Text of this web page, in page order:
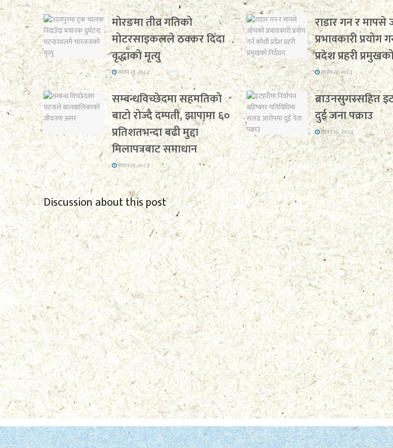
मोरङमा तीव्र गतिको
मोटरसाइकलले ठक्कर दिँदा
वृद्धाको मृत्यु
साउन २१, २०८३
राडार गन र
प्रभावकारी प्रयोग
प्रदेश प्रहरी
साउन २१, २०८३
सम्बन्धविच्छेदमा सहमतिको
बाटो रोज्दै दम्पती, झापामा ६०
प्रतिशतभन्दा बढी मुद्दा
मिलापत्रबाट समाधान
साउन २१, २०८३
ब्राउनसुगरसहित
दुई जना पक्राउ
साउन २०, २०८३
Discussion about this post